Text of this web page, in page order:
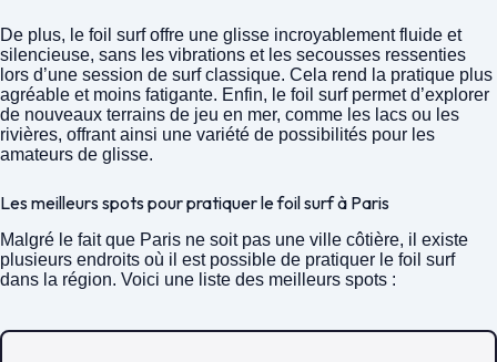
De plus, le foil surf offre une glisse incroyablement fluide et
silencieuse, sans les vibrations et les secousses ressenties
lors d’une session de surf classique. Cela rend la pratique plus
agréable et moins fatigante. Enfin, le foil surf permet d’explorer
de nouveaux terrains de jeu en mer, comme les lacs ou les
rivières, offrant ainsi une variété de possibilités pour les
amateurs de glisse.
Les meilleurs spots pour pratiquer le foil surf à Paris
Malgré le fait que Paris ne soit pas une ville côtière, il existe
plusieurs endroits où il est possible de pratiquer le foil surf
dans la région. Voici une liste des meilleurs spots :